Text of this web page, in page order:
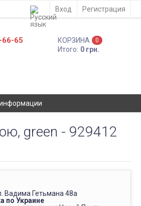
Вход Регистрация
66-65 КОРЗИНА 0
Итого: 0 грн.
green - 929412
Вадима Гетьмана 48а
по Украине